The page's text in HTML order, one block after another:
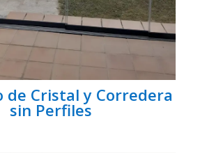
de Cristal y Corredera
sin Perfiles